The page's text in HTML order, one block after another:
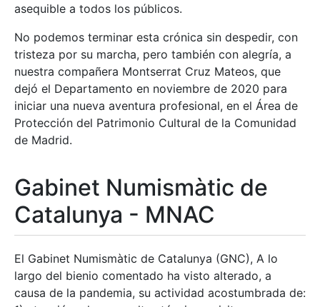
asequible a todos los públicos.
No podemos terminar esta crónica sin despedir, con
tristeza por su marcha, pero también con alegría, a
nuestra compañera Montserrat Cruz Mateos, que
dejó el Departamento en noviembre de 2020 para
iniciar una nueva aventura profesional, en el Área de
Protección del Patrimonio Cultural de la Comunidad
de Madrid.
Gabinet Numismàtic de
Catalunya - MNAC
El Gabinet Numismàtic de Catalunya (GNC), A lo
largo del bienio comentado ha visto alterado, a
causa de la pandemia, su actividad acostumbrada de: